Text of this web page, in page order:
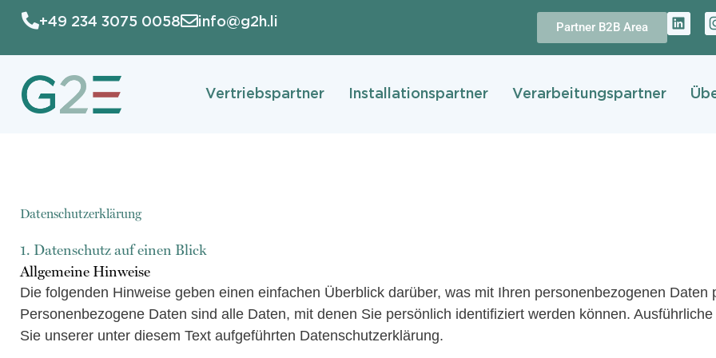
Zum
Inhalt
springen
+49 234 3075 0058 info@g2h.li Partner B2B Area
L
i
Vertriebspartner Installationspartner Verarbeitungspartner
Datenschutzerklärung
1. Datenschutz auf einen Blick
Allgemeine Hinweise
Die folgenden Hinweise geben einen einfachen Überblick darüber, was mit Ihren personenbezogenen
Personenbezogene Daten sind alle Daten, mit denen Sie persönlich identifiziert werden können.
Sie unserer unter diesem Text aufgeführten Datenschutzerklärung.